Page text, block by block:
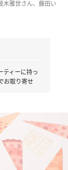
雅世さん、藤田い
ティーに持っ
お取り寄せ